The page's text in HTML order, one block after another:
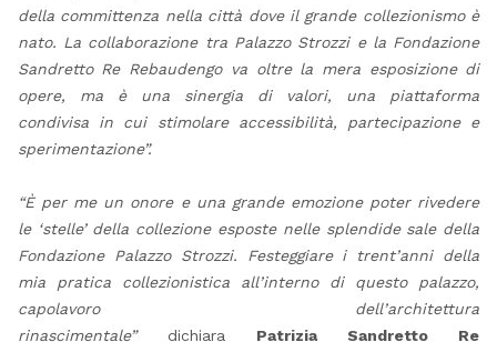
della committenza nella città dove il grande collezionismo è
nato. La collaborazione tra Palazzo Strozzi e la Fondazione
Sandretto Re Rebaudengo va oltre la mera esposizione di
opere, ma è una sinergia di valori, una piattaforma
condivisa in cui stimolare accessibilità, partecipazione e
sperimentazione”.
“È per me un onore e una grande emozione poter rivedere
le ‘stelle’ della collezione esposte nelle splendide sale della
Fondazione Palazzo Strozzi. Festeggiare i trent’anni della
mia pratica collezionistica all’interno di questo palazzo,
capolavoro dell’architettura
rinascimentale”dichiara Patrizia Sandretto Re